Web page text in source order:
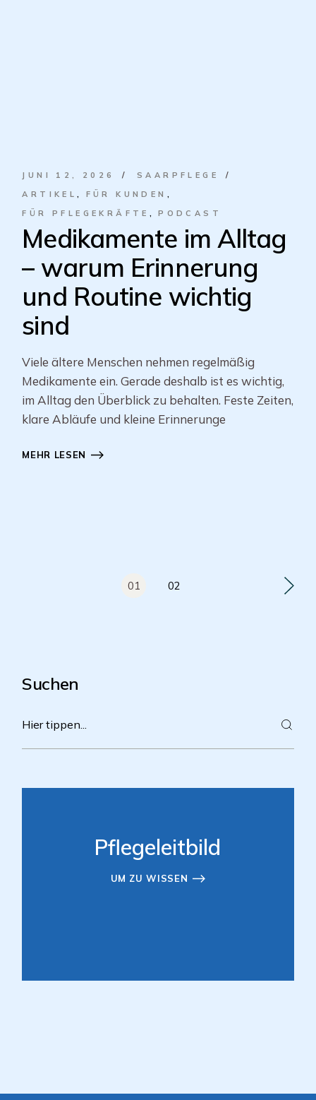
JUNI 12, 2026
SAARPFLEGE
ARTIKEL
FÜR KUNDEN
FÜR PFLEGEKRÄFTE
PODCAST
Medikamente im Alltag
– warum Erinnerung
und Routine wichtig
sind
Viele ältere Menschen nehmen regelmäßig
Medikamente ein. Gerade deshalb ist es wichtig,
im Alltag den Überblick zu behalten. Feste Zeiten,
klare Abläufe und kleine Erinnerunge
MEHR LESEN
01 02
Suchen
Pflegeleitbild
UM ZU WISSEN